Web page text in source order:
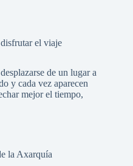
el viaje
de un lugar a
y cada vez aparecen
mejor el tiempo,
la Axarquía